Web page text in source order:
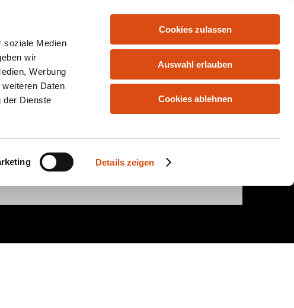
soziale Medien
wir
Werbung
Daten
der Dienste
Details zeigen
Cookies zulassen
Auswahl erlauben
Cookies ablehnen
KONTAKT
Fahrstuhl und